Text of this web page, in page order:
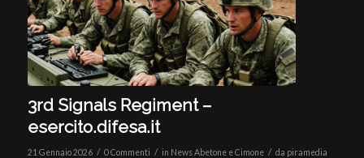
3rd Signals Regiment –
esercito.difesa.it
21 Gennaio 2026 / 0 Commenti / in News Abetone e Cimone / da piramedia